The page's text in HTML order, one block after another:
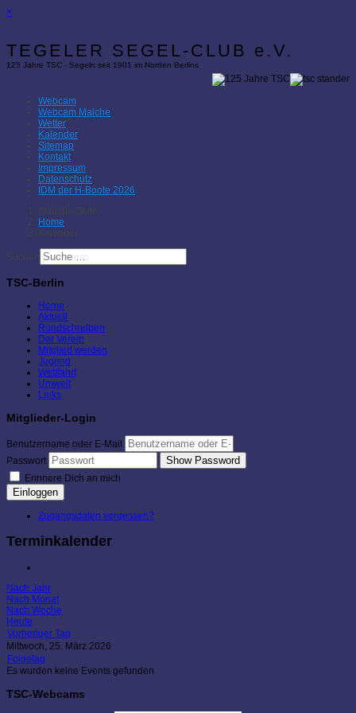
×
TEGELER SEGEL-CLUB e.V.
125 Jahre TSC - Segeln seit 1901 im Norden Berlins
Webcam
Webcam Malche
Wetter
Kalender
Sitemap
Kontakt
Impressum
Datenschutz
IDM der H-Boote 2026
Aktuelle Seite:
Home
Kalender
Suchen
TSC-Berlin
Home
Aktuell
Rundschreiben
Der Verein
Mitglied werden
Jugend
Wettfahrt
Umwelt
Links
Mitglieder-Login
Benutzername oder E-Mail
Passwort
Show Password
Erinnere Dich an mich
Einloggen
Zugangsdaten vergessen?
Terminkalender
Nach Jahr
Nach Monat
Nach Woche
Heute
Vorheriger Tag
Mittwoch, 25. März 2026
Folgetag
Es wurden keine Events gefunden
TSC-Webcams